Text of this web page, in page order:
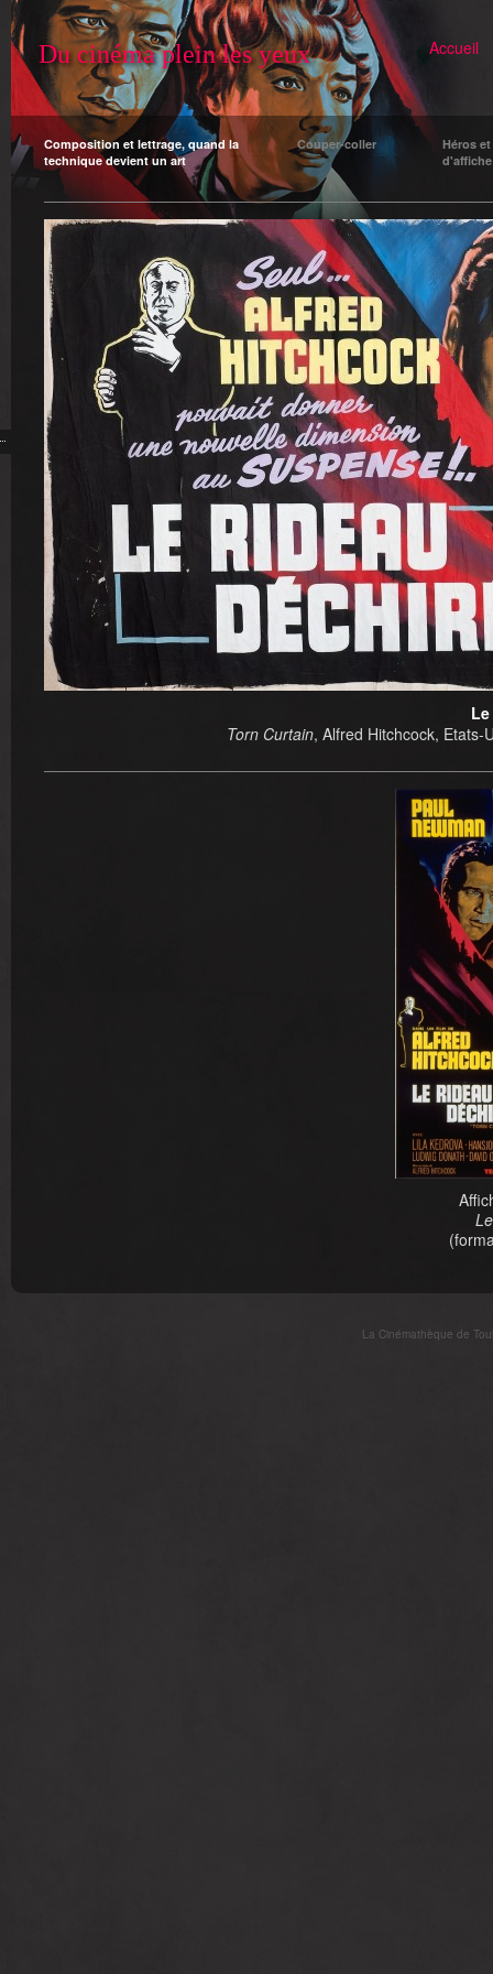
Du cinéma plein les yeux Accueil
Composition et lettrage, quand la
technique devient un art
Couper-coller
Héros
d'affiche
Torn Curtain, Alfred Hitchcock, Etats-
La Cinémathèque de